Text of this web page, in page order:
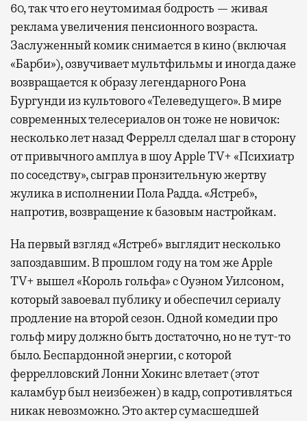
60, так что его неутомимая бодрость — живая
реклама увеличения пенсионного возраста.
Заслуженный комик снимается в кино (включая
«Барби»), озвучивает мультфильмы и иногда даже
возвращается к образу легендарного Рона
Бургунди из культового «Телеведущего». В мире
современных телесериалов он тоже не новичок:
несколько лет назад Феррелл сделал шаг в сторону
от привычного амплуа в шоу Apple TV+ «Психиатр
по соседству», сыграв пронзительную жертву
жулика в исполнении Пола Радда. «Ястреб»,
напротив, возвращение к базовым настройкам.
На первый взгляд «Ястреб» выглядит несколько
запоздавшим. В прошлом году на том же Apple
TV+ вышел «Король гольфа» с Оуэном Уилсоном,
который завоевал публику и обеспечил сериалу
продление на второй сезон. Одной комедии про
гольф миру должно быть достаточно, но не тут-то
было. Беспардонной энергии, с которой
феррелловский Лонни Хокинс влетает (этот
каламбур был неизбежен) в кадр, сопротивляться
никак невозможно. Это актер сумасшедшей